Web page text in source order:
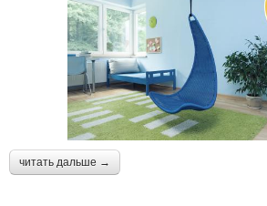
читать дальше →